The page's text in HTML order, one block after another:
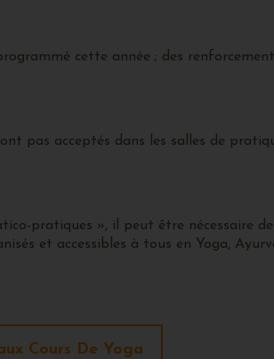
cette année ; des
pas acceptés dans les salles de
pratiques », il peut être nécessaire de
et accessibles à tous en Yoga,
Cours De Yoga